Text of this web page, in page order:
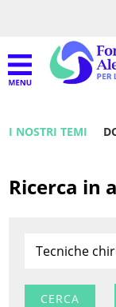
I NOSTRI TEMI
Ricerca in